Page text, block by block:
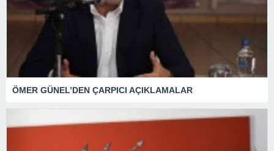
ÖMER GÜNEL’DEN ÇARPICI AÇIKLAMALAR